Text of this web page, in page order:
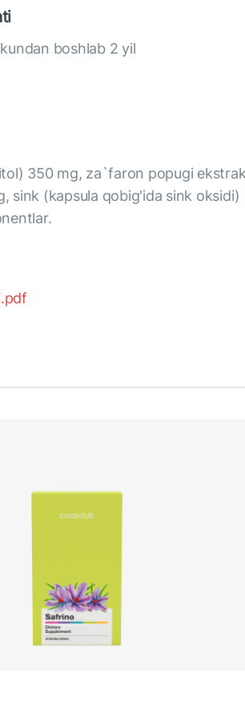
boshlab 2 yil
350 mg, za`faron popugi
sink (kapsula qobig'ida sink oksidi)